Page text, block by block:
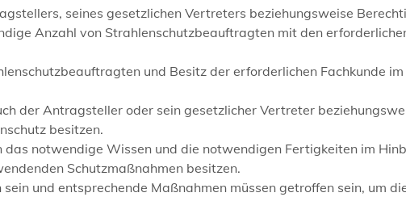
seines gesetzlichen Vertreters beziehungsweise
Anzahl von Strahlenschutzbeauftragten mit den
und Besitz der erforderlichen Fachkunde im
der Antragsteller oder sein gesetzlicher Vertreter
besitzen.
notwendige Wissen und die notwendigen Fertigkeiten im
Schutzmaßnahmen besitzen.
und entsprechende Maßnahmen müssen getroffen sein, um